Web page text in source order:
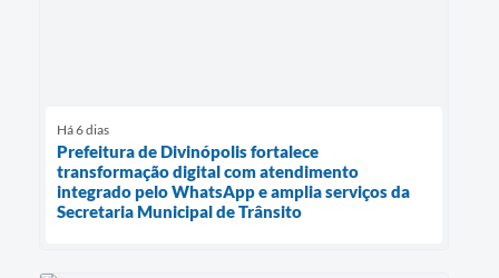
Há 6 dias
Prefeitura de Divinópolis fortalece
transformação digital com atendimento
integrado pelo WhatsApp e amplia serviços da
Secretaria Municipal de Trânsito